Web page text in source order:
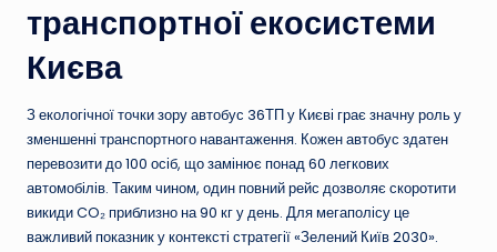
транспортної екосистеми
Києва
З екологічної точки зору автобус 36ТП у Києві грає значну роль у
зменшенні транспортного навантаження. Кожен автобус здатен
перевозити до 100 осіб, що замінює понад 60 легкових
автомобілів. Таким чином, один повний рейс дозволяє скоротити
викиди CO₂ приблизно на 90 кг у день. Для мегаполісу це
важливий показник у контексті стратегії «Зелений Київ 2030».